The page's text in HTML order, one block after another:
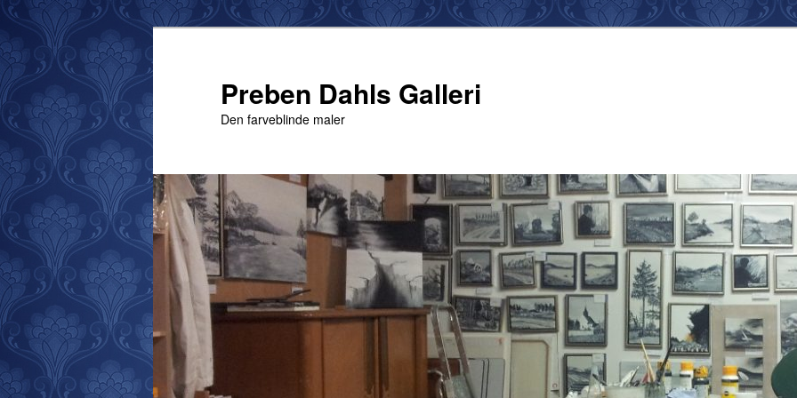
Fortsæt
til
primært
indhold
Preben Dahls Galleri
Den farveblinde maler